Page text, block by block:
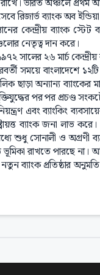
ভারত অঞ্চলে প্রথম
রিজার্ভ ব্যাংক অব ইন্ডিয়া
কেন্দ্রীয় ব্যাংক স্টেট
নেতৃত্ব দান করে।
সালের ২৬ মার্চ
সময়ে বাংলাদেশে ১২টি
ছাড়া অন্যান্য
পর পর প্রচণ্ড
এবং ব্যাংকিং
ব্যাংক জনা লাভ
শুধু সোনালী ও অগ্রণী
রাখতে পারছে
প্রতিষ্ঠার অনুমতি